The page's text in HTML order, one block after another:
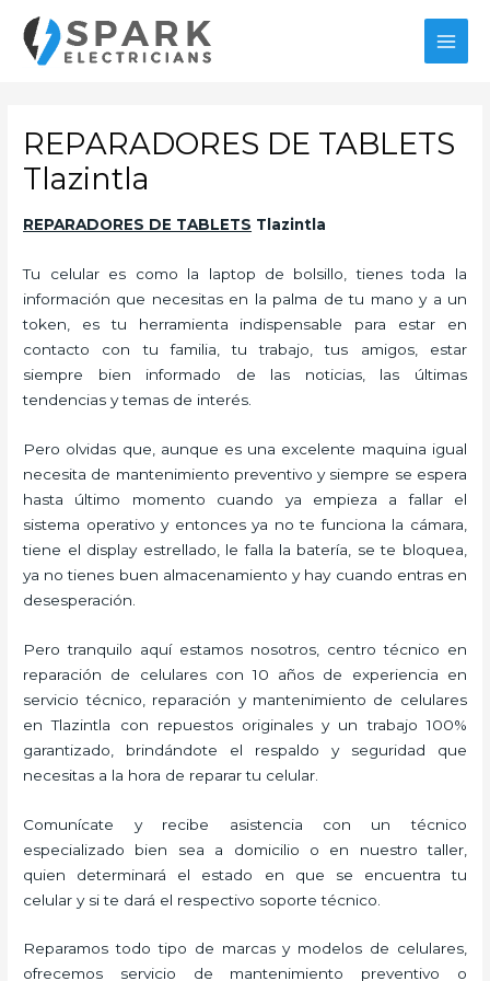
contenido
REPARADORES DE TABLETS
Tlazintla
REPARADORES DE TABLETS Tlazintla
Tu celular es como la laptop de bolsillo, tienes toda la
información que necesitas en la palma de tu mano y a un
token, es tu herramienta indispensable para estar en
contacto con tu familia, tu trabajo, tus amigos, estar
siempre bien informado de las noticias, las últimas
tendencias y temas de interés.
Pero olvidas que, aunque es una excelente maquina igual
necesita de mantenimiento preventivo y siempre se espera
hasta último momento cuando ya empieza a fallar el
sistema operativo y entonces ya no te funciona la cámara,
tiene el display estrellado, le falla la batería, se te bloquea,
ya no tienes buen almacenamiento y hay cuando entras en
desesperación.
Pero tranquilo aquí estamos nosotros, centro técnico en
reparación de celulares con 10 años de experiencia en
servicio técnico, reparación y mantenimiento de celulares
en Tlazintla con repuestos originales y un trabajo 100%
garantizado, brindándote el respaldo y seguridad que
necesitas a la hora de reparar tu celular.
Comunícate y recibe asistencia con un técnico
especializado bien sea a domicilio o en nuestro taller,
quien determinará el estado en que se encuentra tu
celular y si te dará el respectivo soporte técnico.
Reparamos todo tipo de marcas y modelos de celulares,
ofrecemos servicio de mantenimiento preventivo o